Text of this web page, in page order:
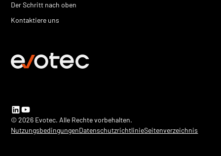
Der Schritt nach oben
Kontaktiere uns
© 2026 Evotec. Alle Rechte vorbehalten.
NutzungsbedingungenDatenschutzrichtlinieSeitenverzeichnis